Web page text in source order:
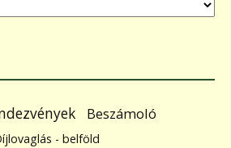
Beszámoló
- belföld